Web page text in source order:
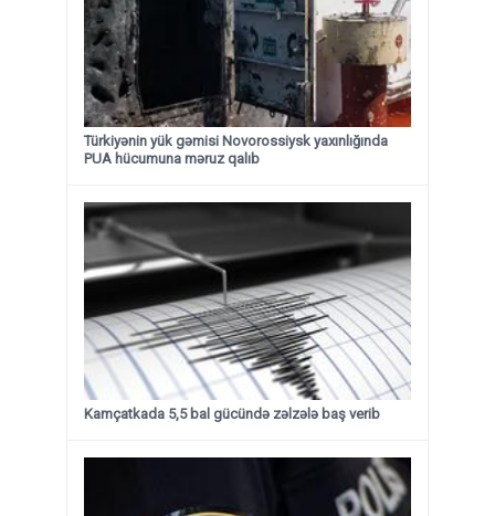
Türkiyənin yük gəmisi Novorossiysk yaxınlığında
PUA hücumuna məruz qalıb
Kamçatkada 5,5 bal gücündə zəlzələ baş verib